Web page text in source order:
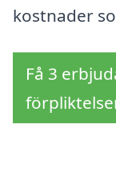
kostnader
Få 3